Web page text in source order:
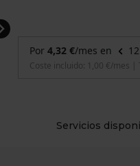
Servicios